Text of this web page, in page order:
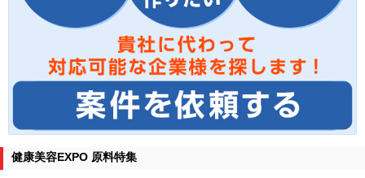
健康美容EXPO 原料特集